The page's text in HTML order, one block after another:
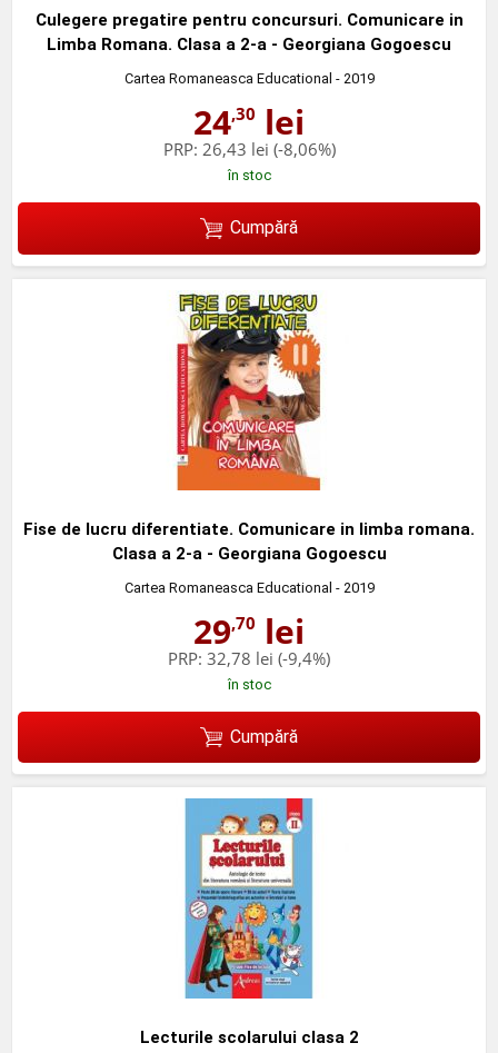
Culegere pregatire pentru concursuri. Comunicare in
Limba Romana. Clasa a 2-a - Georgiana Gogoescu
Cartea Romaneasca Educational - 2019
24,30 lei
PRP: 26,43 lei (-8,06%)
în stoc
Cumpără
Fise de lucru diferentiate. Comunicare in limba romana.
Clasa a 2-a - Georgiana Gogoescu
Cartea Romaneasca Educational - 2019
29,70 lei
PRP: 32,78 lei (-9,4%)
în stoc
Cumpără
Lecturile scolarului clasa 2